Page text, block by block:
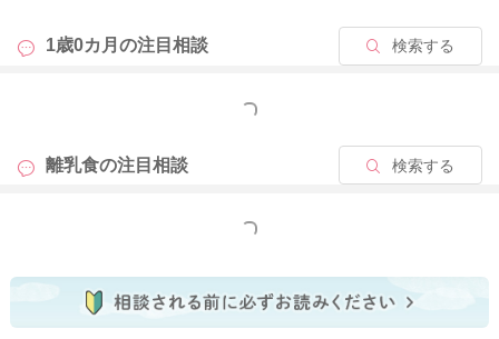
2026/4/15 9:48
1歳0カ月の注目相談 検索する
もっと見る
離乳食の注目相談 検索する
もっと見る